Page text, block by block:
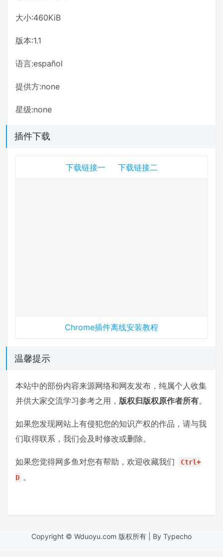
大小:460KiB
版本:1.1
语言:español
提供方:none
星级:none
插件下载
下载链接一 下载链接二
Chrome插件离线安装教程
温馨提示
本站中的部份内容来源网络和网友发布，纯属个人收集
并供大家交流学习参考之用， 版权归版权原作者所有。
如果您发现网站上有侵犯您的知识产权的作品，请与我
们取得联系，我们会及时修改或删除。
如果您觉得网多鱼对您有帮助，欢迎收藏我们
Ctrl+
D 。
Copyright © Wduoyu.com 版权所有 | By Typecho